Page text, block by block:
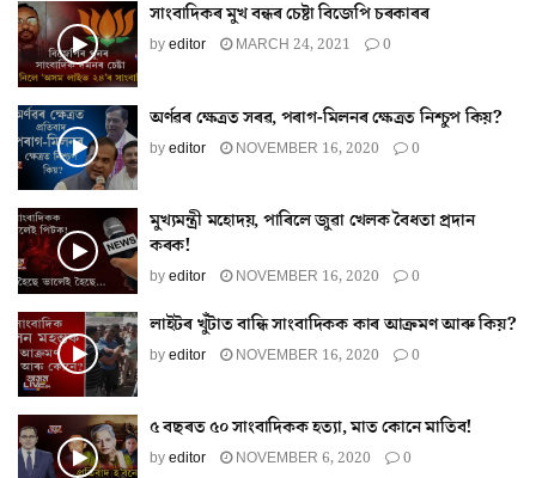
সাংবাদিকৰ মুখ বন্ধৰ চেষ্টা বিজেপি চৰকাৰৰ
byeditor MARCH 24, 2021 0
অৰ্ণৱৰ ক্ষেত্ৰত সৰৱ, পৰাগ-মিলনৰ ক্ষেত্ৰত নিশ্চুপ কিয়?
byeditor NOVEMBER 16, 2020 0
মুখ্যমন্ত্ৰী মহোদয়, পাৰিলে জুৱা খেলক বৈধতা প্ৰদান
কৰক!
byeditor NOVEMBER 16, 2020 0
লাইটৰ খুঁটাত বান্ধি সাংবাদিকক কাৰ আক্ৰমণ আৰু কিয়?
byeditor NOVEMBER 16, 2020 0
৫ বছৰত ৫০ সাংবাদিকক হত্যা, মাত কোনে মাতিব!
byeditor NOVEMBER 6, 2020 0